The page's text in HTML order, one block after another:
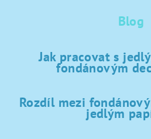
Blog
Jak pracovat s
fondánovým
Rozdíl mezi
jedlým